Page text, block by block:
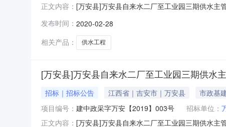
正文内容： [万安县]万安县自来水二厂至工业园三期供水
化公开招标采购，欢迎合格的投标人参加，有
【2020】001号3、采购
发布时间： 2020-02-28
相关产品：
供水工程
[万安县]万安县自来水二厂至工业园三期供水
招标｜招标公告 江西省｜吉安市｜万安县
市政基
项目编号： 建中政采字万安【2019】003号 招标单位：
正文内容： [万安县]万安县自来水二厂至工业园三期供水